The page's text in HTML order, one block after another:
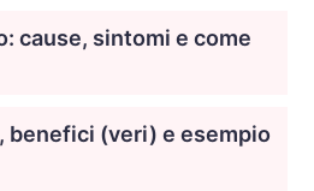
cause, sintomi e come
benefici (veri) e esempio